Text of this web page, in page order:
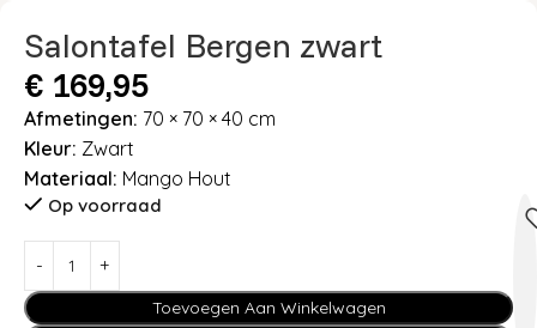
Salontafel Bergen zwart
€ 169,95
Afmetingen: 70 × 70 × 40 cm
Kleur: Zwart
Materiaal: Mango Hout
Op voorraad
Toevoegen Aan Winkelwagen